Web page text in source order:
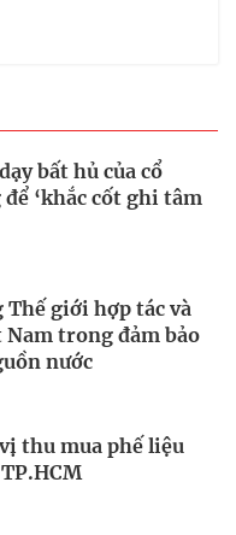
bất hủ của cổ
‘khắc cốt ghi tâm
Thế giới hợp tác và
trong đảm bảo
nước
thu mua phế liệu